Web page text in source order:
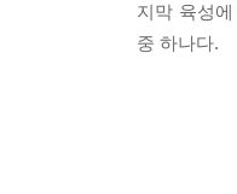
지막 육성
중 하나다.